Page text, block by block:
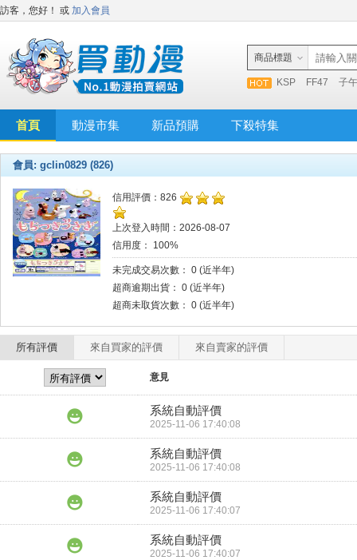
訪客，您好！ 或 加入會員
商品標題
KSP FF47 子
首頁 動漫市集 新品預購 下殺特集
會員: gclin0829 (826)
信用評價：826
上次登入時間：2026-08-07
信用度： 100%
未完成交易次數： 0 (近半年)
超商逾期出貨： 0 (近半年)
超商未取貨次數： 0 (近半年)
所有評價 來自買家的評價 來自賣家的評價
意見
系統自動評價
2025-11-06 17:40:08
系統自動評價
2025-11-06 17:40:08
系統自動評價
2025-11-06 17:40:07
系統自動評價
2025-11-06 17:40:07